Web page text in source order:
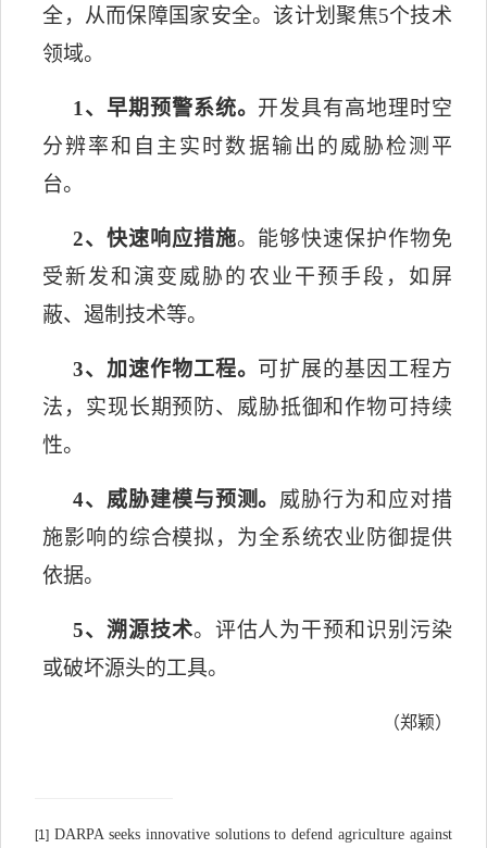
全，从而保障国家安全。该计划聚焦5个技术
领域。
1 、早期预警系统。 开发具有高地理时空
分辨率和自主实时数据输出的威胁检测平
台。
2、快速响应措施。 能够快速保护作物免
受新发和演变威胁的农业干预手段，如屏
蔽、遏制技术等。
3、 加速作物工程。
可扩展的基因工程方
法，实现长期预防、威胁抵御和作物可持续
性。
4、 威胁建模与预测。 威胁行为和应对措
施影响的综合模拟，为全系统农业防御提供
依据。
5、溯源技术。评估人为干预和识别污染
或破坏源头的工具。
（郑颖）
[1] DARPA seeks innovative solutions to defend agriculture against